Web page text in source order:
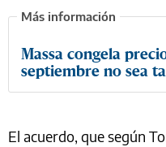
Massa congela
septiembre no sea
El acuerdo, que según